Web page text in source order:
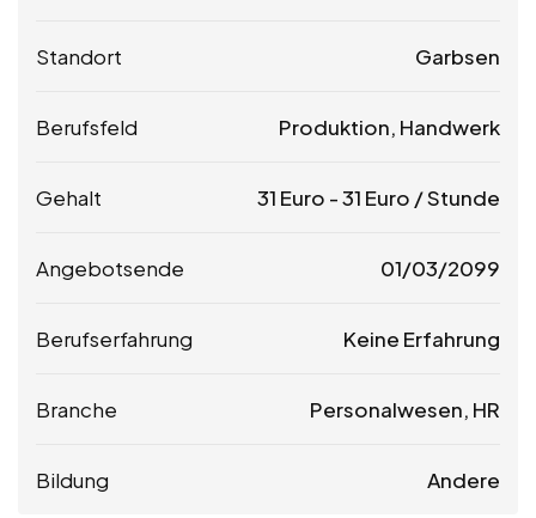
Standort Garbsen
Berufsfeld Produktion, Handwerk
Gehalt 31 Euro -31 Euro / Stunde
Angebotsende 01/03/2099
Berufserfahrung Keine Erfahrung
Branche Personalwesen, HR
Bildung Andere